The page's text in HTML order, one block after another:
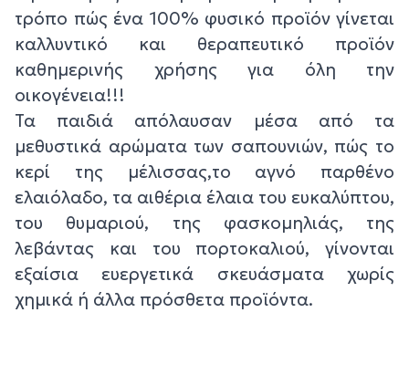
τρόπο πώς ένα 100% φυσικό προϊόν γίνεται
καλλυντικό και θεραπευτικό προϊόν
καθημερινής χρήσης για όλη την
οικογένεια!!!
Τα παιδιά απόλαυσαν μέσα από τα
μεθυστικά αρώματα των σαπουνιών, πώς το
κερί της μέλισσας,το αγνό παρθένο
ελαιόλαδο, τα αιθέρια έλαια του ευκαλύπτου,
του θυμαριού, της φασκομηλιάς, της
λεβάντας και του πορτοκαλιού, γίνονται
εξαίσια ευεργετικά σκευάσματα χωρίς
χημικά ή άλλα πρόσθετα προϊόντα.